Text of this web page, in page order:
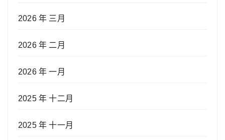
2026 年 三月
2026 年 二月
2026 年 一月
2025 年 十二月
2025 年 十一月